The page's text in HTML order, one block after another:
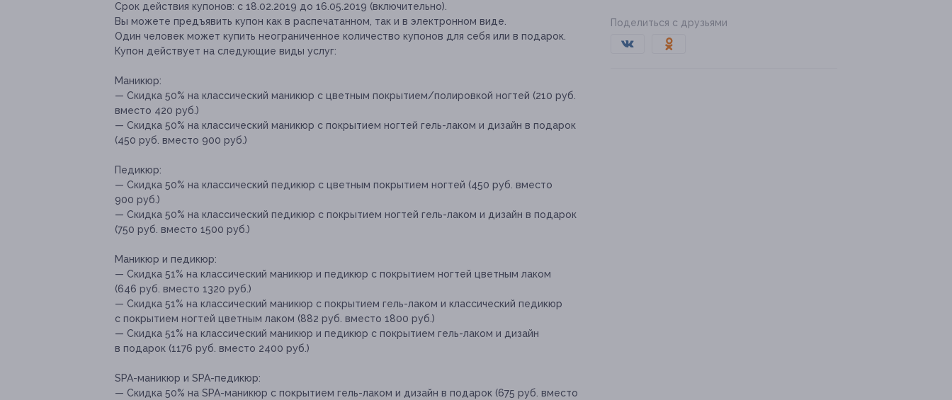
Поделиться с друзьями
Срок действия купонов: с 18.02.2019 до 16.05.2019 (включительно).
Вы можете предъявить купон как в распечатанном, так и в электронном виде.
Один человек может купить неограниченное количество купонов для себя или в подарок.
Купон действует на следующие виды услуг:
Маникюр:
— Скидка 50% на классический маникюр с цветным покрытием/полировкой ногтей (210 руб.
вместо 420 руб.)
— Скидка 50% на классический маникюр с покрытием ногтей гель-лаком и дизайн в подарок
(450 руб. вместо 900 руб.)
Педикюр:
— Скидка 50% на классический педикюр с цветным покрытием ногтей (450 руб. вместо
900 руб.)
— Скидка 50% на классический педикюр с покрытием ногтей гель-лаком и дизайн в подарок
(750 руб. вместо 1500 руб.)
Маникюр и педикюр:
— Скидка 51% на классический маникюр и педикюр с покрытием ногтей цветным лаком
(646 руб. вместо 1320 руб.)
— Скидка 51% на классический маникюр с покрытием гель-лаком и классический педикюр
с покрытием ногтей цветным лаком (882 руб. вместо 1800 руб.)
— Скидка 51% на классический маникюр и педикюр с покрытием гель-лаком и дизайн
в подарок (1176 руб. вместо 2400 руб.)
SPA-маникюр и SPA-педикюр:
— Скидка 50% на SPA-маникюр с покрытием гель-лаком и дизайн в подарок (675 руб. вместо